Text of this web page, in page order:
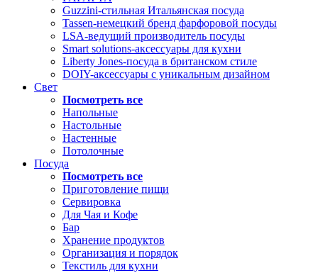
Guzzini-стильная Итальянская посуда
Tassen-немецкий бренд фарфоровой посуды
LSA-ведущий производитель посуды
Smart solutions-аксессуары для кухни
Liberty Jones-посуда в британском стиле
DOIY-аксессуары с уникальным дизайном
Свет
Посмотреть все
Напольные
Настольные
Настенные
Потолочные
Посуда
Посмотреть все
Приготовление пищи
Сервировка
Для Чая и Кофе
Бар
Хранение продуктов
Организация и порядок
Текстиль для кухни